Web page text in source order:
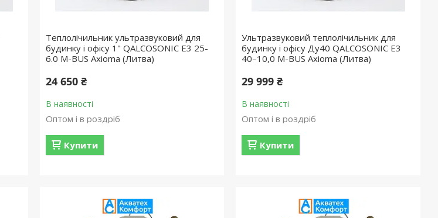
Теплолічильник ультразвуковий для
будинку і офісу 1" QALCOSONIC E3 25-
6.0 M-BUS Axioma (Литва)
24 650 ₴
В наявності
Оптом і в роздріб
Купити
Ультразвуковий теплолічильник для
будинку і офісу Ду40 QALCOSONIC E3
40–10,0 M-BUS Axioma (Литва)
29 999 ₴
В наявності
Оптом і в роздріб
Купити